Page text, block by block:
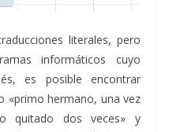
literales, pero
informáticos cuyo
es posible encontrar
«primo hermano, una vez
quitado dos veces» y